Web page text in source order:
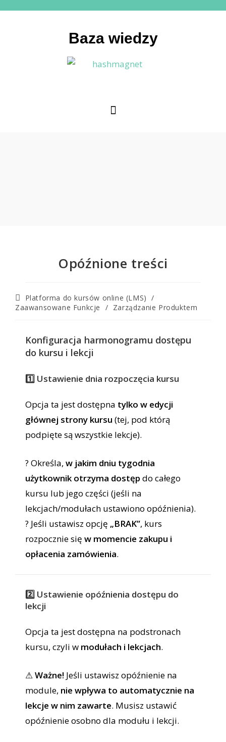
Baza wiedzy
Opóźnione treści
Platforma do kursów online (LMS)
/
Zaawansowane Funkcje
/ Zarządzanie Produktem
Konfiguracja harmonogramu dostępu
do kursu i lekcji
1️⃣ Ustawienie dnia rozpoczęcia kursu
Opcja ta jest dostępna tylko w edycji
głównej strony kursu (tej, pod którą
podpięte są wszystkie lekcje).
? Określa, w jakim dniu tygodnia
użytkownik otrzyma dostęp do całego
kursu lub jego części (jeśli na
lekcjach/modułach ustawiono opóźnienia).
? Jeśli ustawisz opcję „BRAK”, kurs
rozpocznie się w momencie zakupu i
opłacenia zamówienia.
2️⃣ Ustawienie opóźnienia dostępu do
lekcji
Opcja ta jest dostępna na podstronach
kursu, czyli w modułach i lekcjach.
⚠Ważne! Jeśli ustawisz opóźnienie na
module, nie wpływa to automatycznie na
lekcje w nim zawarte. Musisz ustawić
opóźnienie osobno dla modułu i lekcji.